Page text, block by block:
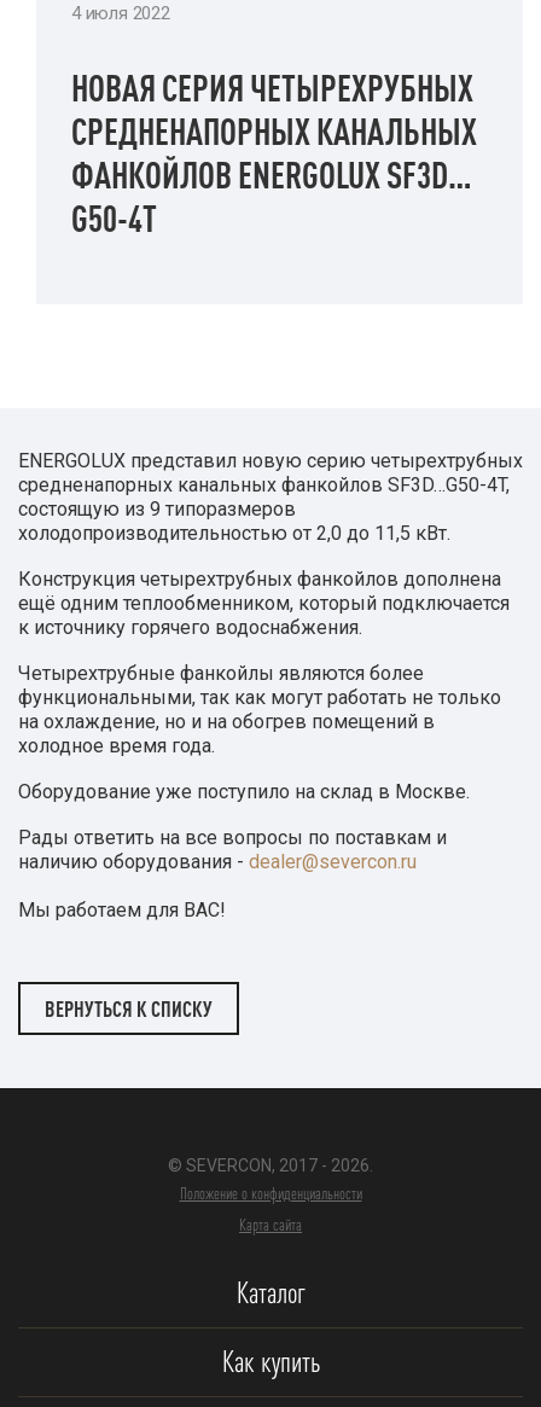
4 июля 2022
НОВАЯ СЕРИЯ ЧЕТЫРЕХРУБНЫХ
СРЕДНЕНАПОРНЫХ КАНАЛЬНЫХ
ФАНКОЙЛОВ ENERGOLUX SF3D…
G50-4T
ENERGOLUX представил новую серию четырехтрубных
средненапорных канальных фанкойлов SF3D…G50-4T,
состоящую из 9 типоразмеров
холодопроизводительностью от 2,0 до 11,5 кВт.
Конструкция четырехтрубных фанкойлов дополнена
ещё одним теплообменником, который подключается
к источнику горячего водоснабжения.
Четырехтрубные фанкойлы являются более
функциональными, так как могут работать не только
на охлаждение, но и на обогрев помещений в
холодное время года.
Оборудование уже поступило на склад в Москве.
Рады ответить на все вопросы по поставкам и
наличию оборудования - dealer@severcon.ru
Мы работаем для ВАС!
ВЕРНУТЬСЯ К СПИСКУ
© SEVERCON, 2017 - 2026.
Положение о конфиденциальности
Карта сайта
Каталог
Как купить